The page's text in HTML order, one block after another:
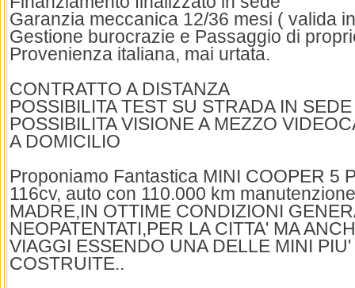
Garanzia meccanica 12/36 mesi ( valida
Gestione burocrazie e Passaggio di
Provenienza italiana, mai urtata.
CONTRATTO A DISTANZA
POSSIBILITA TEST SU STRADA IN SEDE
POSSIBILITA VISIONE A MEZZO
A DOMICILIO
Proponiamo Fantastica MINI COOPER 5
116cv, auto con 110.000 km
MADRE,IN OTTIME CONDIZIONI
NEOPATENTATI,PER LA CITTA' MA
VIAGGI ESSENDO UNA DELLE MINI
COSTRUITE..